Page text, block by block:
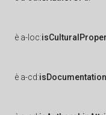
è a-loc:
è a-cd: